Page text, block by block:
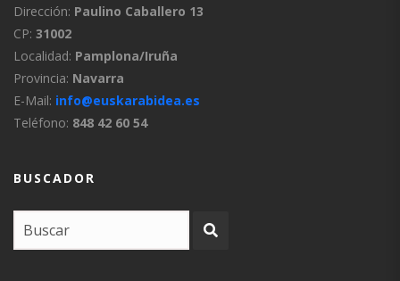
Dirección: Paulino Caballero 13
CP: 31002
Localidad: Pamplona/Iruña
Provincia: Navarra
E-Mail: info@euskarabidea.es
Teléfono: 848 42 60 54
BUSCADOR